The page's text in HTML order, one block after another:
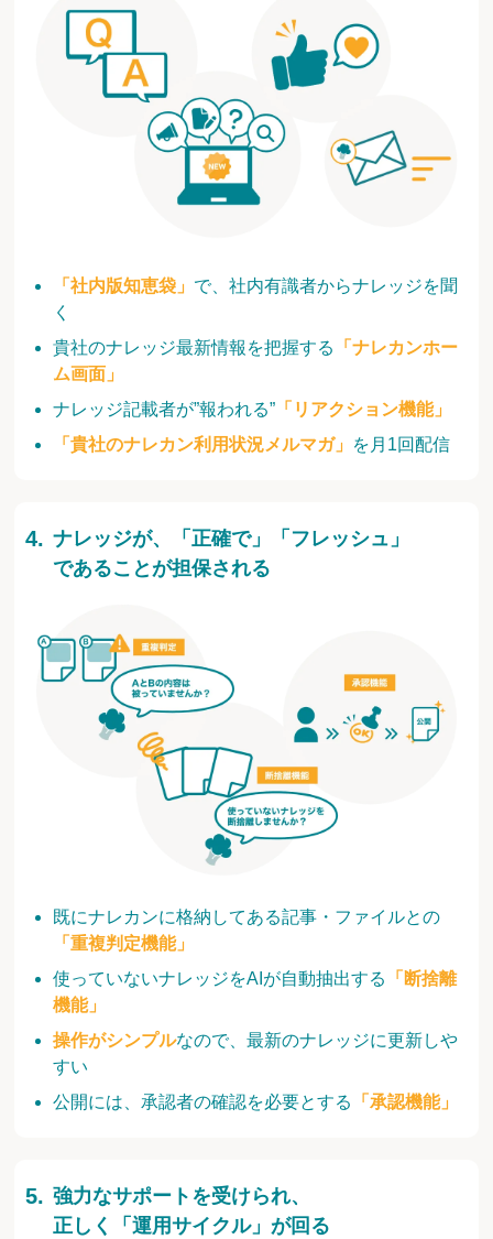
「社内版知恵袋」 で、社内有識者からナレッジを聞
く
貴社のナレッジ最新情報を把握する
「ナレカンホー
ム画面」
ナレッジ記載者が”報われる” 「リアクション機能」
「貴社のナレカン利用状況メルマガ」 を月1回配信
既にナレカンに格納してある記事・ファイルとの
「重複判定機能」
使っていないナレッジをAIが自動抽出する
「断捨離
機能」
操作がシンプルなので、最新のナレッジに更新しや
すい
公開には、承認者の確認を必要とする
「承認機能」
ナレッジが、「正確で」「フレッシュ」
であることが担保される
強力なサポートを受けられ、
正しく「運用サイクル」が回る